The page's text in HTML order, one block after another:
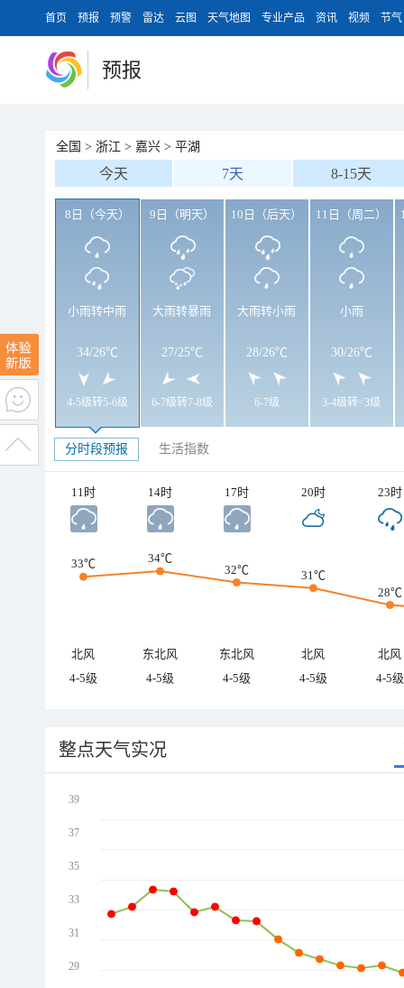
首页 预报 预警 雷达 云图 天气地图 专业产品 资讯 视频 节气
预报
全国 > 浙江 > 嘉兴 > 平湖
今天 7天 8-15天
8日（今天）
小雨转中雨
34/26℃
4-5级转5-6级
9日（明天）
大雨转暴雨
27/25℃
6-7级转7-8级
10日（后天）
大雨转小雨
28/26℃
6-7级
11日（周二）
小雨
30/26℃
3-4级转<3级
分时段预报 生活指数
11时 14时 17时 20时 23时
33℃
34℃
32℃
31℃
28℃
北风 东北风 东北风 北风
北风
4-5级
4-5级 4-5级 4-5级 4-5级
整点天气实况
39
37
35
33
31
29